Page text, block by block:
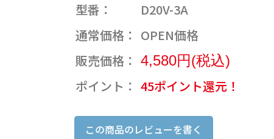
型番：
D20V-3A
通常価格： OPEN価格
販売価格： 4,580円(税込)
ポイント： 45ポイント還元！
この商品のレビューを書く